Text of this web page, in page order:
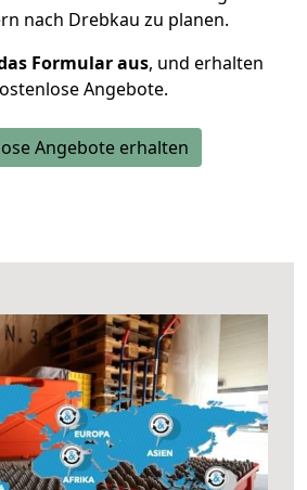
nach Drebkau zu planen.
Formular aus, und erhalten
Angebote.
Angebote erhalten